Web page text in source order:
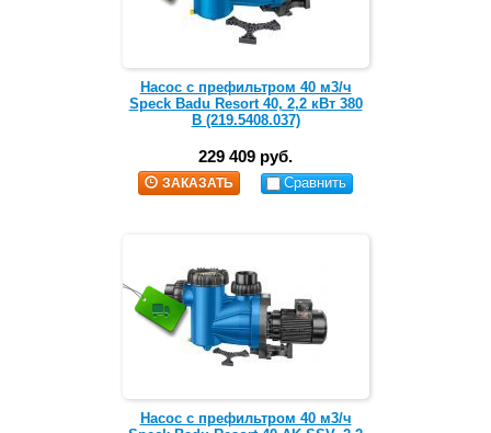
Насос с префильтром 40 м3/ч
Speck Badu Resort 40, 2,2 кВт 380
В (219.5408.037)
229 409 руб.
ЗАКАЗАТЬ Сравнить
Насос с префильтром 40 м3/ч